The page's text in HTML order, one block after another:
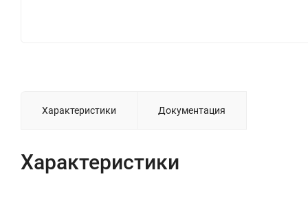
Характеристики Документация
Характеристики